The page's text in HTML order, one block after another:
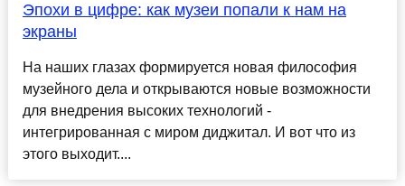
Эпохи в цифре: как музеи попали к нам на
экраны
На наших глазах формируется новая философия
музейного дела и открываются новые возможности
для внедрения высоких технологий -
интегрированная с миром диджитал. И вот что из
этого выходит....